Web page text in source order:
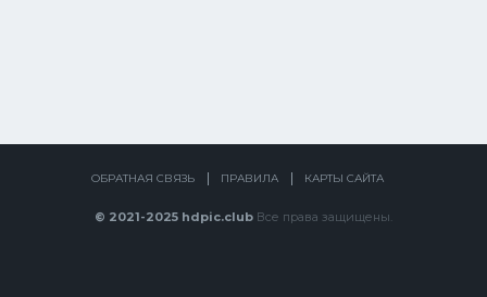
ОБРАТНАЯ СВЯЗЬ ПРАВИЛА КАРТЫ САЙТА
© 2021-2025 hdpic.club Все права защищены.